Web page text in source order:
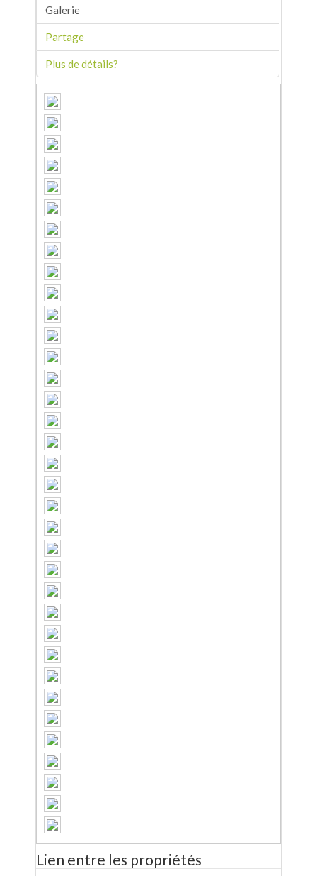
Galerie
Partage
Plus de détails?
Lien entre les propriétés